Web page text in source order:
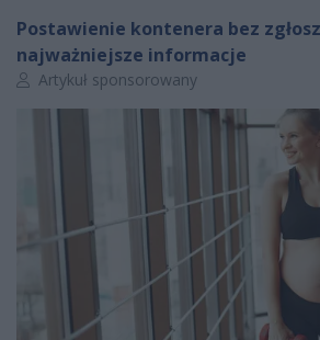
Postawienie kontenera bez
najważniejsze informacje
Autor artykułu:
Artykuł sponsorowany